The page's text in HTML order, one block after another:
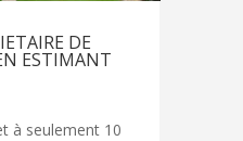
DE
ESTIMANT
à seulement 10